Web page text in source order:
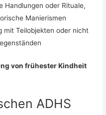
Handlungen oder Rituale,
Manierismen
mit Teilobjekten oder nicht
von frühester Kindheit
ADHS